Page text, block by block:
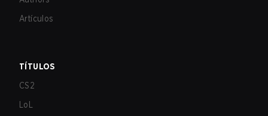
Artículos
TÍTULOS
CS2
LoL